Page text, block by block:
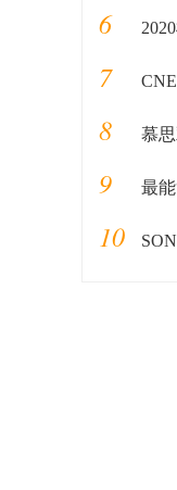
6 2020机
7
8 慕
9 最能“
10